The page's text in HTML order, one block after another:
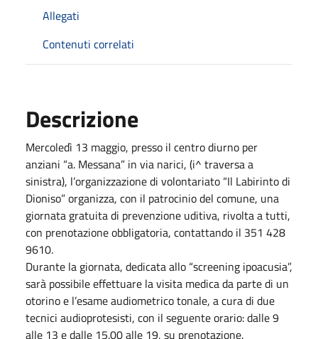
Allegati
Contenuti correlati
Descrizione
Mercoledì 13 maggio, presso il centro diurno per
anziani “a. Messana” in via narici, (i^ traversa a
sinistra), l’organizzazione di volontariato “Il Labirinto di
Dioniso” organizza, con il patrocinio del comune, una
giornata gratuita di prevenzione uditiva, rivolta a tutti,
con prenotazione obbligatoria, contattando il 351 428
9610.
Durante la giornata, dedicata allo “screening ipoacusia”,
sarà possibile effettuare la visita medica da parte di un
otorino e l’esame audiometrico tonale, a cura di due
tecnici audioprotesisti, con il seguente orario: dalle 9
alle 13 e dalle 15.00 alle 19, su prenotazione.